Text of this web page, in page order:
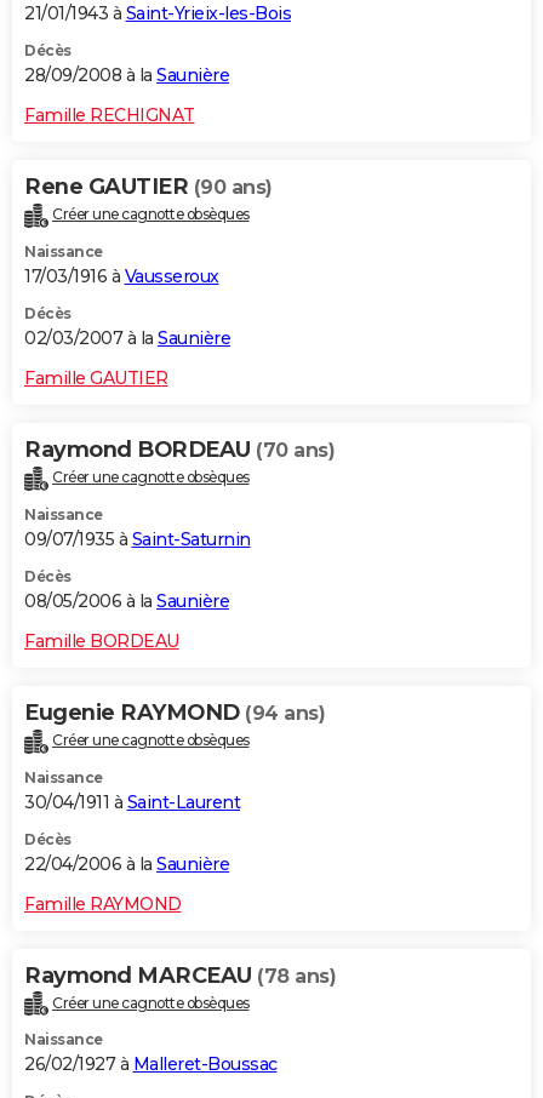
21/01/1943 à Saint-Yrieix-les-Bois
Décès
28/09/2008 à la Saunière
Famille RECHIGNAT
Rene GAUTIER (90 ans)
Créer une cagnotte obsèques
Naissance
17/03/1916 à Vausseroux
Décès
02/03/2007 à la Saunière
Famille GAUTIER
Raymond BORDEAU (70 ans)
Créer une cagnotte obsèques
Naissance
09/07/1935 à Saint-Saturnin
Décès
08/05/2006 à la Saunière
Famille BORDEAU
Eugenie RAYMOND (94 ans)
Créer une cagnotte obsèques
Naissance
30/04/1911 à Saint-Laurent
Décès
22/04/2006 à la Saunière
Famille RAYMOND
Raymond MARCEAU (78 ans)
Créer une cagnotte obsèques
Naissance
26/02/1927 à Malleret-Boussac